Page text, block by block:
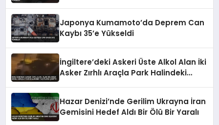
Japonya Kumamoto’da Deprem Can
Kaybı 35’e Yükseldi
İngiltere’deki Askeri Üste Alkol Alan İki
Asker Zırhlı Araçla Park Halindeki
Hazar Denizi’nde Gerilim Ukrayna İran
Gemisini Hedef Aldı Bir Ölü Bir Yaralı